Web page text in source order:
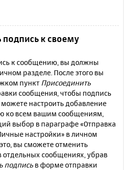
к своему
к сообщению, вы должны
разделе. После этого вы
пункт Присоединить
сообщения, чтобы подпись
настроить добавление
ко всем вашим сообщениям,
выбор в параграфе «Отправка
настройки» в личном
вы сможете отменить
отдельных сообщениях, убрав
подпись в форме отправки